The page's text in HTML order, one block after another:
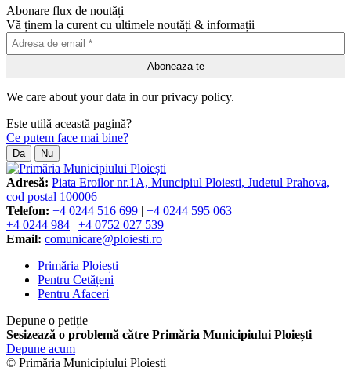
Abonare flux de noutăți
Vă ținem la curent cu ultimele noutăți & informații
We care about your data in our privacy policy.
Este utilă această pagină?
Ce putem face mai bine?
Da Nu
Adresă: Piata Eroilor nr.1A, Muncipiul Ploiesti, Judetul Prahova,
cod postal 100006
Telefon: +4 0244 516 699
+4 0244 595 063
+4 0244 984
+4 0752 027 539
Email: comunicare@ploiesti.ro
Primăria Ploiești
Pentru Cetățeni
Pentru Afaceri
Depune o petiție
Sesizează o problemă către Primăria Municipiului Ploiești
Depune acum
© Primăria Municipiului Ploiesti